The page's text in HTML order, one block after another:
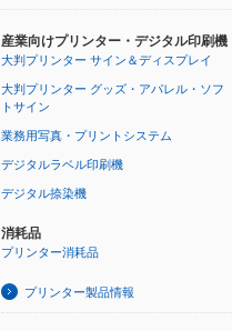
産業向けプリンター・デジタル印刷機
大判プリンター サイン＆ディスプレイ
大判プリンター グッズ・アパレル・ソフ
トサイン
業務用写真・プリントシステム
デジタルラベル印刷機
デジタル捺染機
消耗品
プリンター消耗品
プリンター製品情報